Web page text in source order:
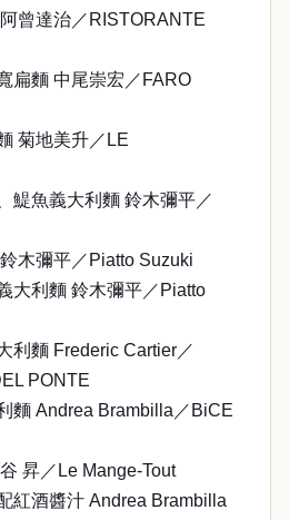
曾達治／RISTORANTE
扁麵 中尾崇宏／FARO
菊地美升／LE
鯷魚義大利麵 鈴木彌平／
木彌平／Piatto Suzuki
大利麵 鈴木彌平／Piatto
利麵 Frederic Cartier／
PONTE
麵 Andrea Brambilla／BiCE
昇／Le Mange-Tout
紅酒醬汁 Andrea Brambilla